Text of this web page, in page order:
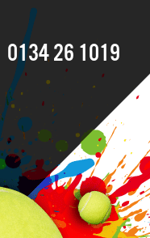
0134 26 1019